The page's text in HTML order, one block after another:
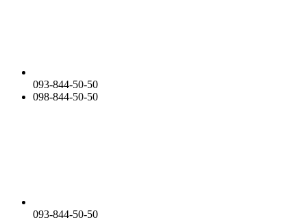
093-844-50-50
098-844-50-50
093-844-50-50